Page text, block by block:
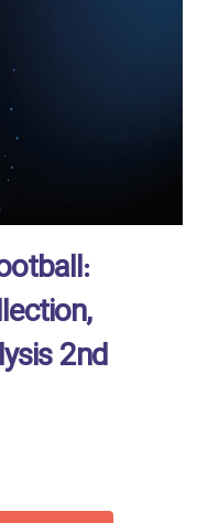
2nd